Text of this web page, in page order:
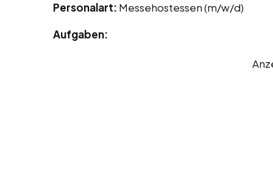
Personalart: Messehostessen (m/w/d)
Aufgaben: